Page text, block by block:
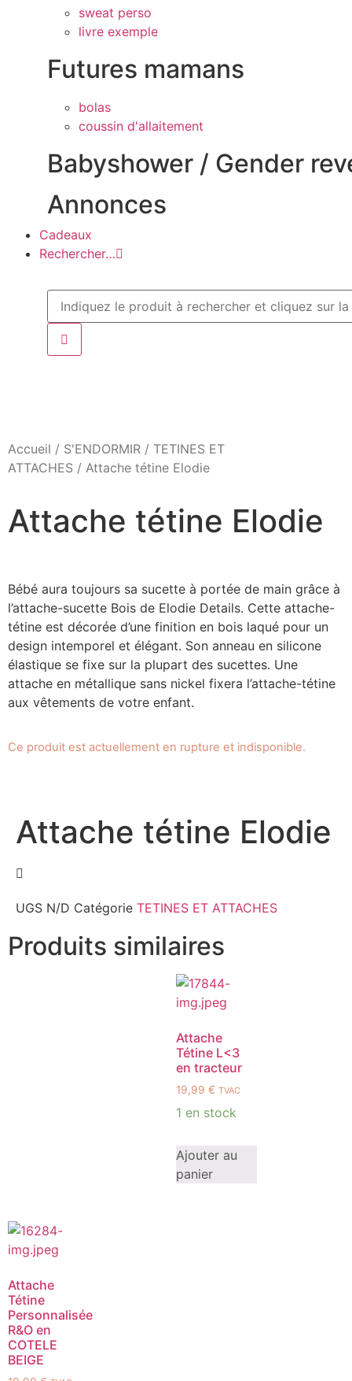
sweat perso
livre exemple
Futures mamans
bolas
coussin d'allaitement
Babyshower / Gender
Annonces
Cadeaux
Rechercher…
Accueil / S'ENDORMIR / TETINES ET
ATTACHES / Attache tétine Elodie
Attache tétine Elodie
Bébé aura toujours sa sucette à portée de main grâce à
l’attache-sucette Bois de Elodie Details. Cette attache-
tétine est décorée d’une finition en bois laqué pour un
design intemporel et élégant. Son anneau en silicone
élastique se fixe sur la plupart des sucettes. Une
attache en métallique sans nickel fixera l’attache-tétine
aux vêtements de votre enfant.
Ce produit est actuellement en rupture et indisponible.
Attache tétine Elodie
UGS N/D Catégorie TETINES ET ATTACHES
Produits similaires
Attache
Tétine L<3
en tracteur
19,99 € TVAC
1 en stock
Ajouter au
panier
Attache
Tétine
Personnalisée
R&O en
COTELE
BEIGE